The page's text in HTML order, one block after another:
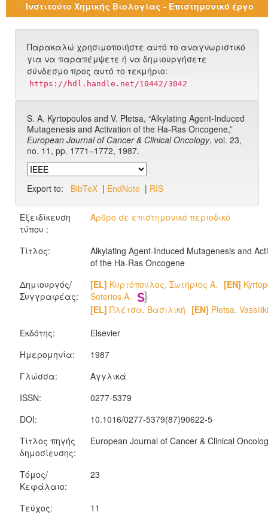
Ινστιτούτο Χημικής Βιολογίας - Επιστημονικό έργο
Παρακαλώ χρησιμοποιήστε αυτό το αναγνωριστικό
για να παραπέμψετε ή να δημιουργήσετε
σύνδεσμο προς αυτό το τεκμήριο:
https://hdl.handle.net/10442/3042
S. A. Kyrtopoulos and V. Pletsa, “Alkylating Agent-Induced
Mutagenesis and Activation of the Ha-Ras Oncogene,”
European Journal of Cancer & Clinical Oncology, vol. 23,
no. 11, pp. 1771–1772, 1987.
Export to: BibTeX | EndNote | RIS
Εξειδίκευση
τύπου :
Άρθρο σε επιστημονικό περιοδικό
Τίτλος:
Alkylating Agent-Induced Mutagenesis and
of the Ha-Ras Oncogene
Δημιουργός/
Συγγραφέας:
[EL] Κυρτόπουλος, Σωτήριος Α. [EN]
Soterios A.
[EL] Πλέτσα, Βασιλική [EN] Pletsa, Vassiliki
Εκδότης:
Elsevier
Ημερομηνία:
1987
Γλώσσα:
Αγγλικά
ISSN:
0277-5379
DOI:
10.1016/0277-5379(87)90622-5
Τίτλος πηγής
δημοσίευσης:
European Journal of Cancer & Clinical
Τόμος/
Κεφάλαιο:
23
Τεύχος:
11